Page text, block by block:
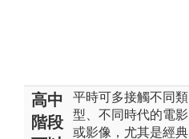
高中
階段
平時可多接觸不同類
型、不同時代的電影
或影像，尤其是經典